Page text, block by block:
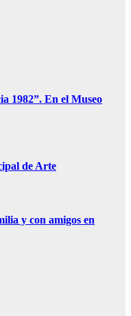
1982”. En el Museo
de Arte
y con amigos en